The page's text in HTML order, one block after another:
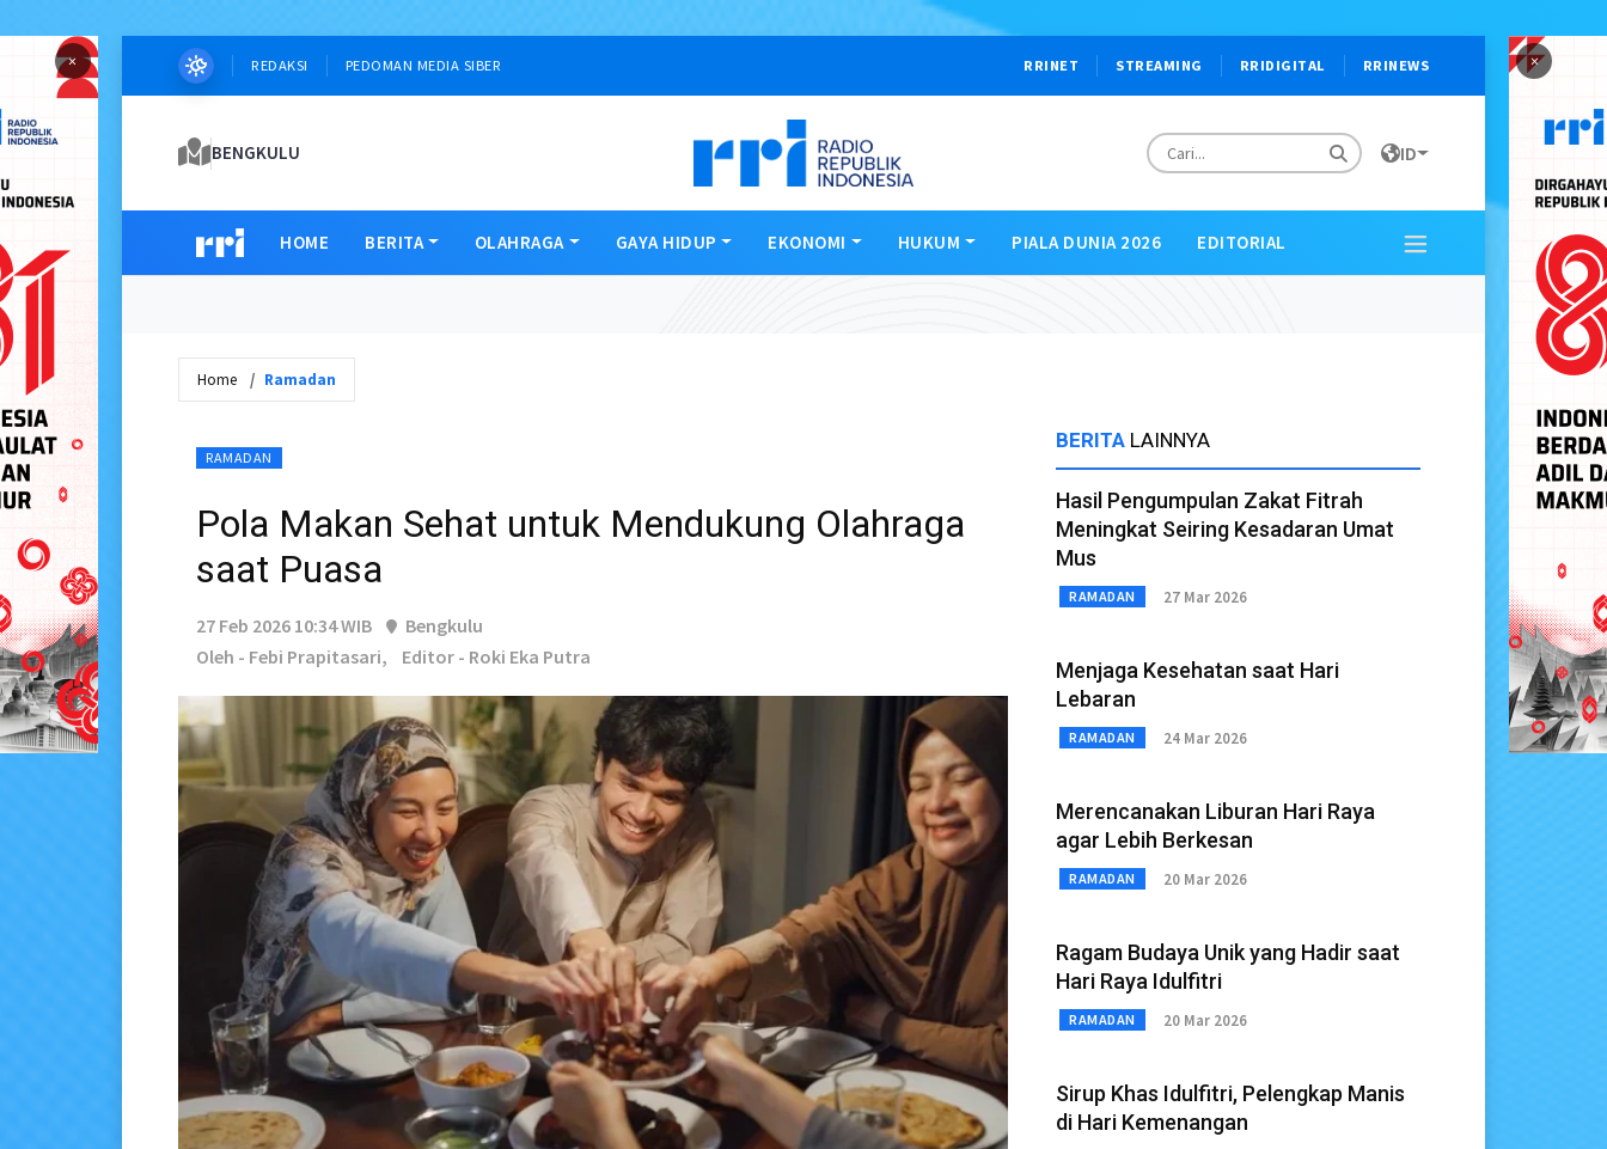
× ×
REDAKSI PEDOMAN MEDIA SIBER RRINET STREAMING RRIDIGITAL RRINEWS
BENGKULU ID
HOME BERITA OLAHRAGA GAYA HIDUP EKONOMI HUKUM PIALA DUNIA 2026 EDITORIAL
Home Ramadan
RAMADAN
Pola Makan Sehat untuk Mendukung Olahraga
saat Puasa
27 Feb 2026 10:34 WIB
Bengkulu
Oleh - Febi Prapitasari,
Editor - Roki Eka Putra
BERITA LAINNYA
Hasil Pengumpulan Zakat Fitrah
Meningkat Seiring Kesadaran Umat
Mus
RAMADAN 27 Mar 2026
Menjaga Kesehatan saat Hari
Lebaran
RAMADAN 24 Mar 2026
Merencanakan Liburan Hari Raya
agar Lebih Berkesan
RAMADAN 20 Mar 2026
Ragam Budaya Unik yang Hadir saat
Hari Raya Idulfitri
RAMADAN 20 Mar 2026
Sirup Khas Idulfitri, Pelengkap Manis
di Hari Kemenangan